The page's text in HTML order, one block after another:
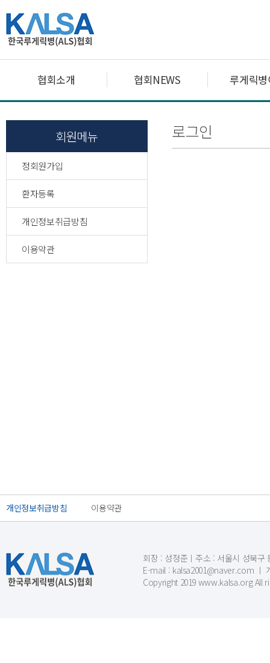
협회소개 협회NEWS 루게릭
회원메뉴
정회원가입
환자등록
개인정보취급방침
이용약관
로그인
개인정보취급방침 이용약관
회장 : 성정준ㅣ주소 : 서울시 성북구
E-mail : kalsa2001@naver.com ㅣ
Copyright 2019 www.kalsa.org All